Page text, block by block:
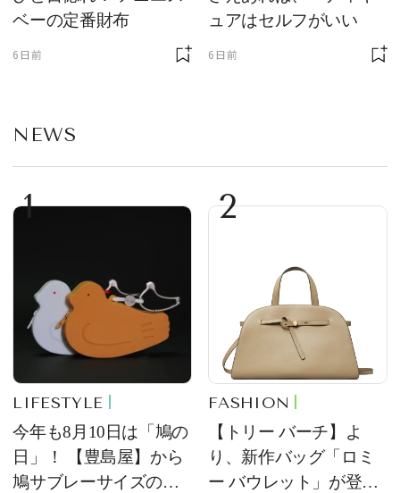
ベーの定番財布
6日前
ュアはセルフがいい
6日前
NEWS
1
LIFESTYLE
今年も8月10日は「鳩の
日」！ 【豊島屋】から
鳩サブレーサイズのポ
2
FASHION
【トリー バーチ】よ
り、新作バッグ「ロミ
ー バウレット」が登